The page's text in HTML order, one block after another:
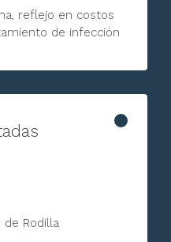
reflejo en costos
de infección
de Rodilla